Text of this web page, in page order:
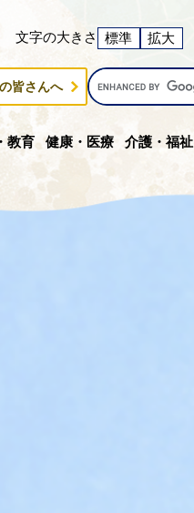
文字の大きさ 標準 拡大
皆さんへ
G
o
g
l
教育 健康・医療 介護・福祉